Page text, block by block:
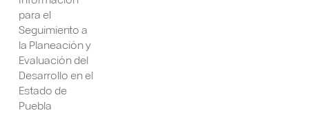
para el
Seguimiento a
la Planeación y
Evaluación del
Desarrollo en el
Estado de
Puebla